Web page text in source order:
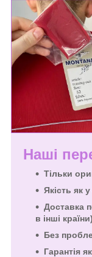
Наші
Тільки
Якість як
Доставка
в інші країни)
Без
Гарантія